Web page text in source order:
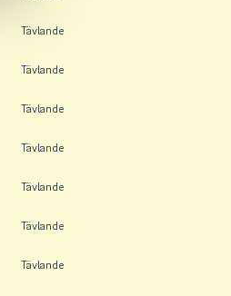
Tävlande
Tävlande
Tävlande
Tävlande
Tävlande
Tävlande
Tävlande